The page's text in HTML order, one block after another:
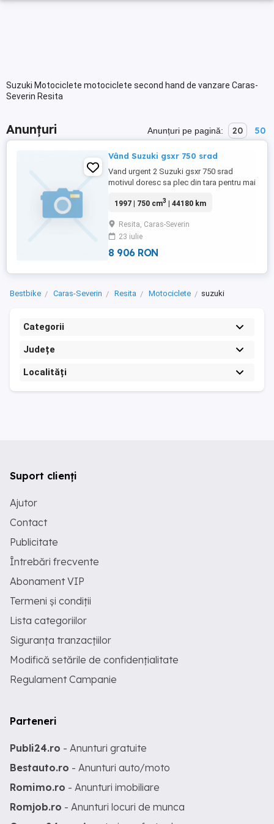
Suzuki Motociclete motociclete second hand de vanzare Caras-
Severin Resita
Anunțuri Anunțuri pe pagină: 20 50
Vând Suzuki gsxr 750 srad
Vand urgent 2 Suzuki gsxr 750 srad
motivul doresc sa plec din tara pentru mai
perfecta stare și unul ptr piese cea una
cauciucuri noi uzate doar sezonul asta
când și când uulei schimbat distribuție
noua nu necesita i ...
1997 | 750 cm3 | 44180 km
Resita, Caras-Severin
23 iulie
8 906 RON
Bestbike Caras-Severin Resita Motociclete suzuki
Categorii
Județe
Localități
Suport clienți
Ajutor
Contact
Publicitate
Întrebări frecvente
Abonament VIP
Termeni și condiții
Lista categoriilor
Siguranța tranzacțiilor
Modifică setările de confidențialitate
Regulament Campanie
Parteneri
Publi24.ro - Anunturi gratuite
Bestauto.ro - Anunturi auto/moto
Romimo.ro - Anunturi imobiliare
Romjob.ro - Anunturi locuri de munca